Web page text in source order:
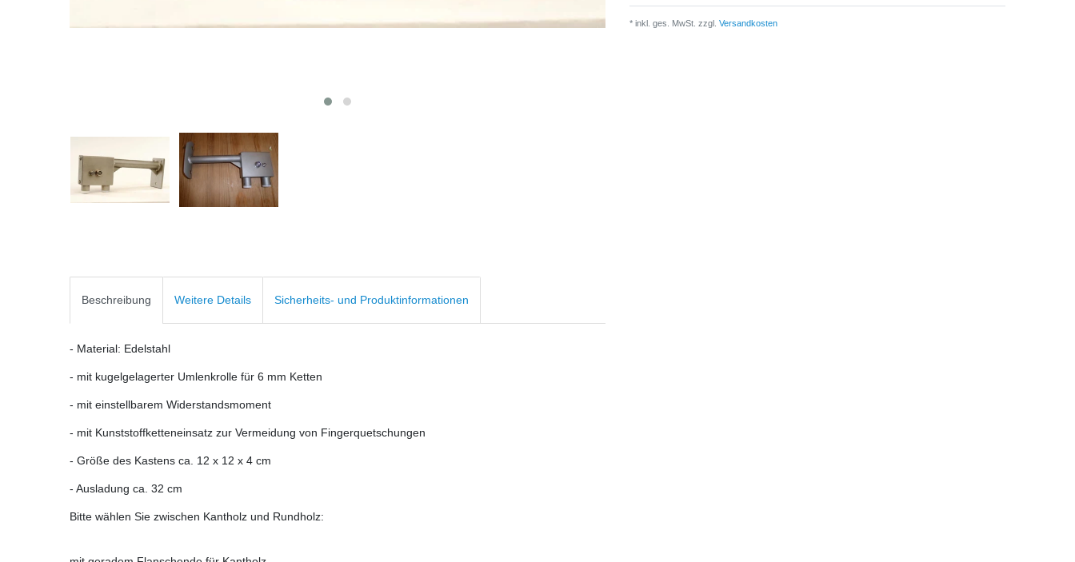
* inkl. ges. MwSt. zzgl. Versandkosten
Beschreibung Weitere Details Sicherheits- und Produktinformationen
- Material: Edelstahl
- mit kugelgelagerter Umlenkrolle für 6 mm Ketten
- mit einstellbarem Widerstandsmoment
- mit Kunststoffketteneinsatz zur Vermeidung von Fingerquetschungen
- Größe des Kastens ca. 12 x 12 x 4 cm
- Ausladung ca. 32 cm
Bitte wählen Sie zwischen Kantholz und Rundholz: